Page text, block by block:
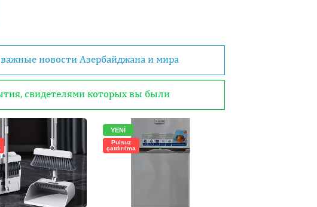
новости Азербайджана и мира
свидетелями которых вы были